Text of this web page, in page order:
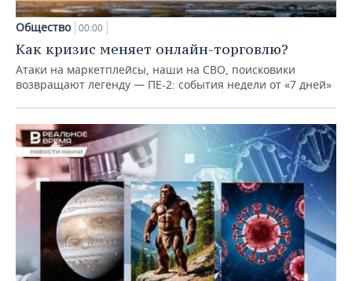
Общество 00:00
Как кризис меняет онлайн-торговлю?
Атаки на маркетплейсы, наши на СВО, поисковики
возвращают легенду — ПЕ-2: события недели от «7 дней»